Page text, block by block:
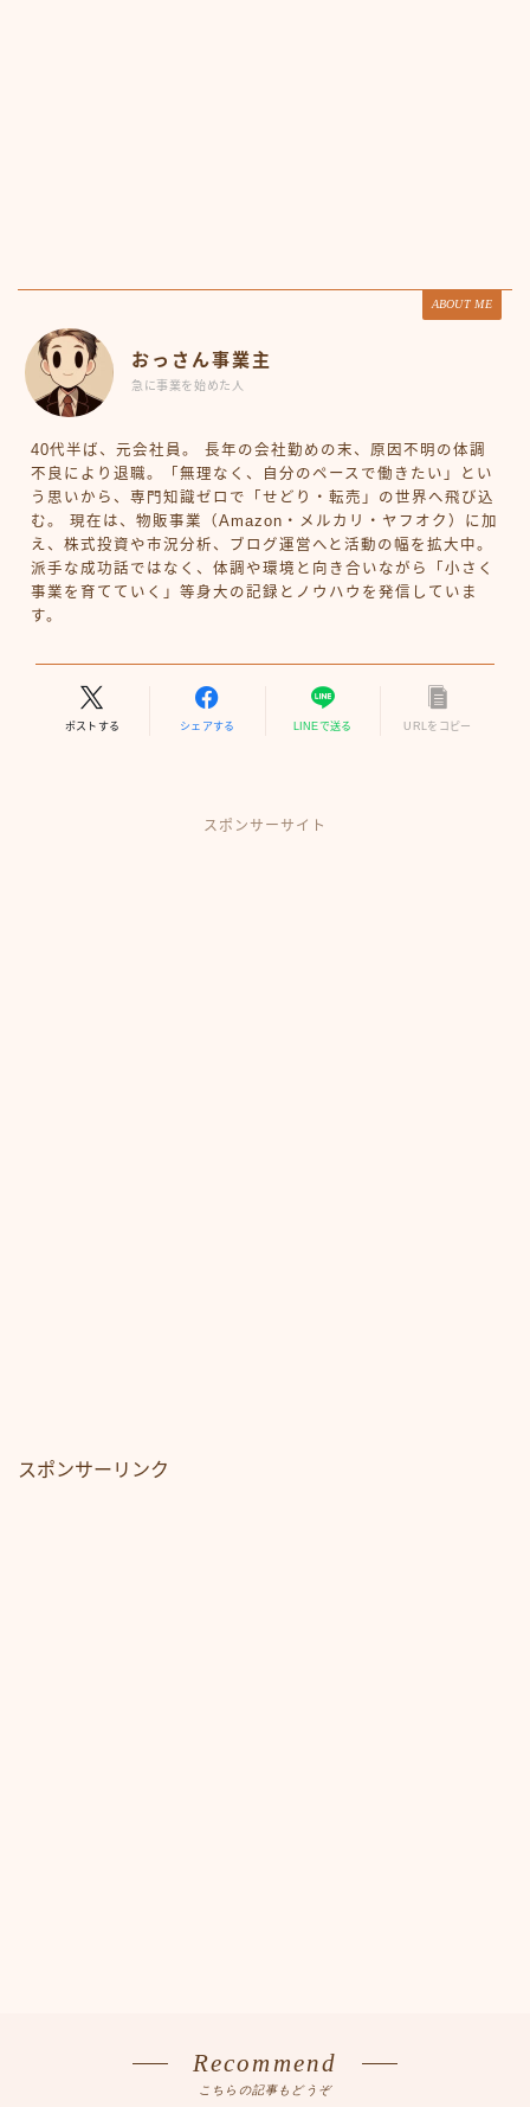
ABOUT ME
おっさん事業主
急に事業を始めた人
40代半ば、元会社員。 長年の会社勤めの末、原因不明の体調
不良により退職。「無理なく、自分のペースで働きたい」とい
う思いから、専門知識ゼロで「せどり・転売」の世界へ飛び込
む。 現在は、物販事業（Amazon・メルカリ・ヤフオク）に加
え、株式投資や市況分析、ブログ運営へと活動の幅を拡大中。
派手な成功話ではなく、体調や環境と向き合いながら「小さく
事業を育てていく」等身大の記録とノウハウを発信していま
す。
ポストする シェアする LINEで送る URLをコピー
スポンサーサイト
スポンサーリンク
Recommend
こちらの記事もどうぞ